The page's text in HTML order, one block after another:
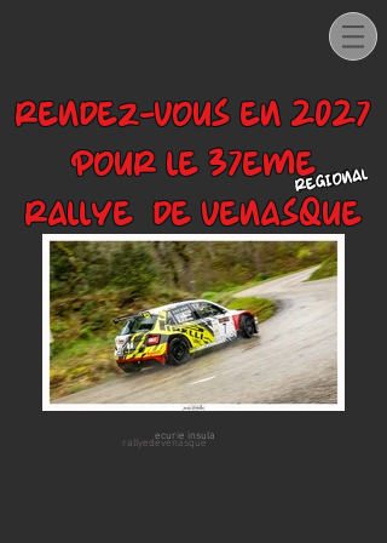
RENDEZ-VOUS EN 2027
POUR LE 37EME
RALLYE DE VENASQUE
rallyedevenasque
ecurie insula
REGIONAL